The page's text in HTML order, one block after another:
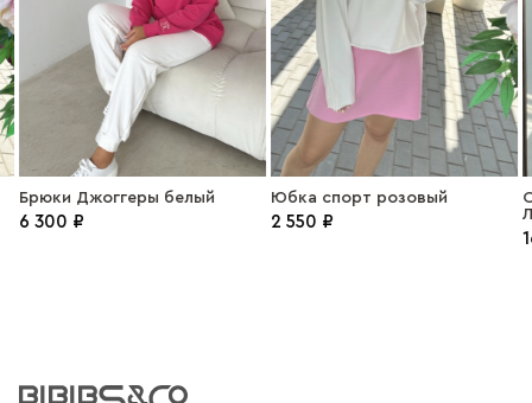
Брюки Джоггеры белый
6 300 ₽
Юбка спорт розовый
2 550 ₽